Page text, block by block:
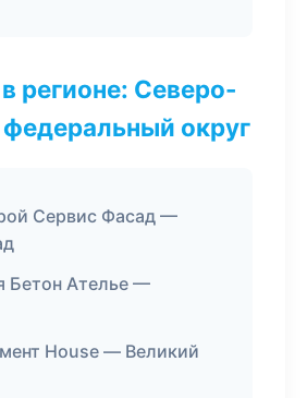
регионе: Северо-
округ
Сервис Фасад —
Бетон Ателье —
House — Великий